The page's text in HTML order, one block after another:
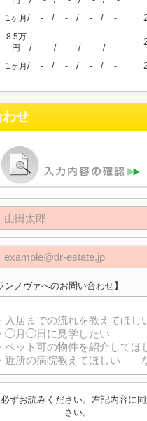
1ヶ月 / - / - / - / -
8.5万
円
/ - / - / - / -
1ヶ月 / - / - / - / -
せ
ンノヴァへのお問い合わせ】
ずお読みください。左記内容に
さい。